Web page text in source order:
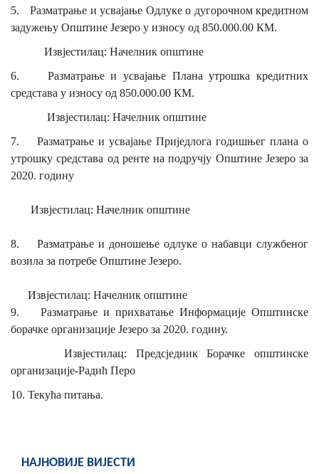
Заштита од пожара
Геоистраживања
ПРИВРЕДА
Пољопривреда
ЦИВИЛНА ЗАШТИТА
КОНТАКТ
5.
Разматрање и усвајање Одлуке о дугорочном кредитном
задужењу Општине Језеро у износу од 850.000.00 КМ.
Извјестилац: Начелник општине
6.
Разматрање и усвајање Плана утрошка кредитних
средстава у износу од 850.000.00 КМ.
Извјестилац: Начелник општине
7.
Разматрање и усвајање Приједлога годишњег плана о
утрошку средстава од ренте на подручју Општине Језеро за
2020. годину
Извјестилац: Начелник општине
8.
Разматрање и доношење одлуке о набавци службеног
возила за потребе Општине Језеро.
Извјестилац: Начелник општине
9.
Разматрање и прихватање Информације Општинске
борачке организације Језеро за 2020. годину.
Извјестилац: Предсједник Борачке општинске
организације-Радић Перо
10. Текућа питања.
НАЈНОВИЈЕ ВИЈЕСТИ